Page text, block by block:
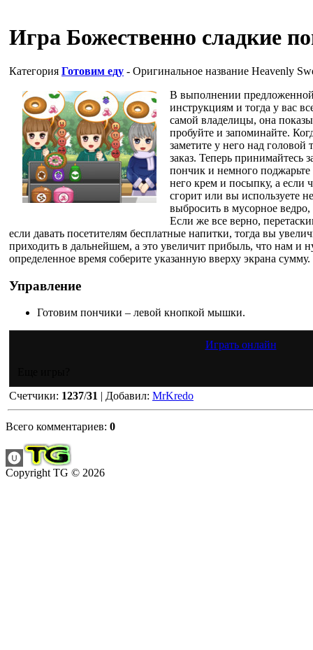
Игра Божественно сладкие
Категория Готовим еду - Оригинальное название Heavenly
В выполнении предложенной
инструкциям и тогда у вас
самой владелицы, она
пробуйте и запоминайте.
заметите у него над головой
заказ. Теперь принимайтесь
пончик и немного поджарьте
него крем и посыпку, а если
сгорит или вы используете
выбросить в мусорное
Если же все верно,
если давать посетителям бесплатные напитки, тогда вы
приходить в дальнейшем, а это увеличит прибыль, что нам и
определенное время соберите указанную вверху экрана сумму.
Управление
Готовим пончики – левой кнопкой мышки.
Играть онлайн
Счетчики: 1237/31 | Добавил: MrKredo
Всего комментариев: 0
Copyright TG © 2026